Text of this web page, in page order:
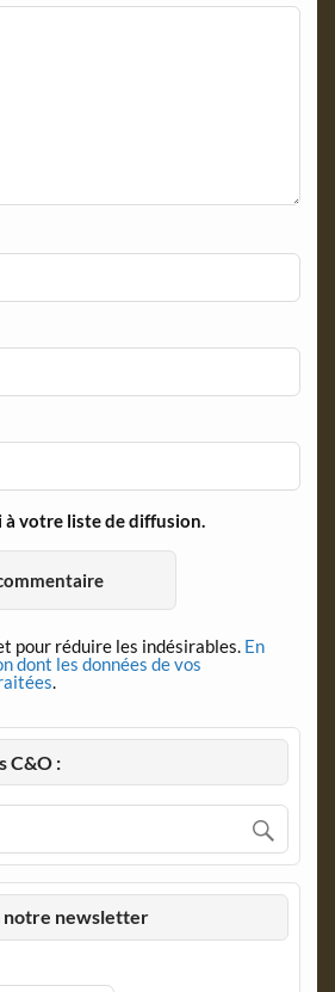
à votre liste de diffusion.
pour réduire les indésirables. En
dont les données de vos
.
C&O :
notre newsletter